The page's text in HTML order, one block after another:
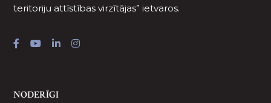
teritoriju attīstības virzītājas” ietvaros.
NODERĪGI